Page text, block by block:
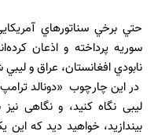
حتي برخي سناتورهاي
سوريه پرداخته و اذعان
نابودي افغانستان، عراق و
در اين چارچوب «دونالد
لیبی نگاه کنید، و نگاهی
بیندازید، خواهید دید که